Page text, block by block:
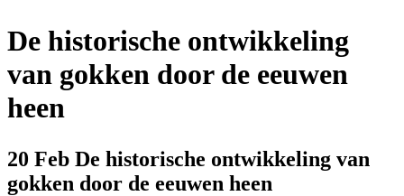
De historische ontwikkeling
van gokken door de eeuwen
heen
20 Feb De historische ontwikkeling van
gokken door de eeuwen heen